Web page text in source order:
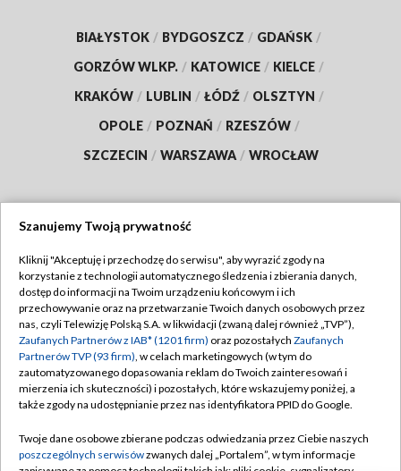
BIAŁYSTOK / BYDGOSZCZ / GDAŃSK /
GORZÓW WLKP. / KATOWICE / KIELCE /
KRAKÓW / LUBLIN / ŁÓDŹ / OLSZTYN /
OPOLE / POZNAŃ / RZESZÓW /
SZCZECIN / WARSZAWA / WROCŁAW
TVP
Abonament TVP
Emisja w TVP
Centrum informacji TVP
Naziemna Telewizja Cyfrowa
Rada Programowa
Regulamin TVP
Polityka prywatności
Moje zgody
Pomoc
Kontakt
Szanujemy Twoją prywatność
Kliknij "Akceptuję i przechodzę do serwisu", aby wyrazić zgody na
korzystanie z technologii automatycznego śledzenia i zbierania danych,
dostęp do informacji na Twoim urządzeniu końcowym i ich
przechowywanie oraz na przetwarzanie Twoich danych osobowych przez
nas, czyli Telewizję Polską S.A. w likwidacji (zwaną dalej również „TVP”),
Zaufanych Partnerów z IAB* (1201 firm) oraz pozostałych Zaufanych
Partnerów TVP (93 firm), w celach marketingowych (w tym do
zautomatyzowanego dopasowania reklam do Twoich zainteresowań i
mierzenia ich skuteczności) i pozostałych, które wskazujemy poniżej, a
także zgody na udostępnianie przez nas identyfikatora PPID do Google.
Twoje dane osobowe zbierane podczas odwiedzania przez Ciebie naszych
poszczególnych serwisówzwanych dalej „Portalem”, w tym informacje